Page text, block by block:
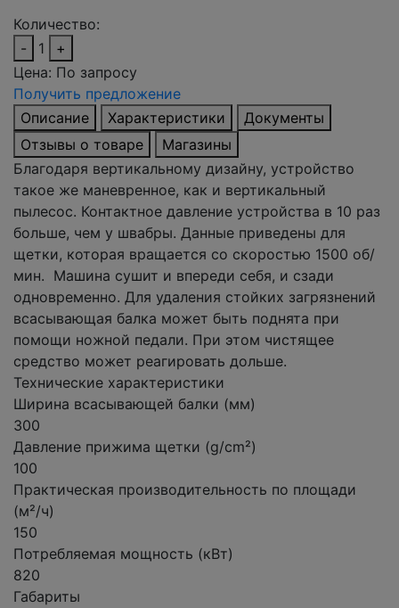
Количество:
-
1
+
Цена: По запросу
Получить предложение
Описание
Характеристики
Документы
Отзывы о товаре
Магазины
Благодаря вертикальному дизайну, устройство
такое же маневренное, как и вертикальный
пылесос. Контактное давление устройства в 10 раз
больше, чем у швабры. Данные приведены для
щетки, которая вращается со скоростью 1500 об/
мин. Машина сушит и впереди себя, и сзади
одновременно. Для удаления стойких загрязнений
всасывающая балка может быть поднята при
помощи ножной педали. При этом чистящее
средство может реагировать дольше.
Технические характеристики
Ширина всасывающей балки (мм)
300
Давление прижима щетки (g/cm²)
100
Практическая производительность по площади
(м²/ч)
150
Потребляемая мощность (кВт)
820
Габариты